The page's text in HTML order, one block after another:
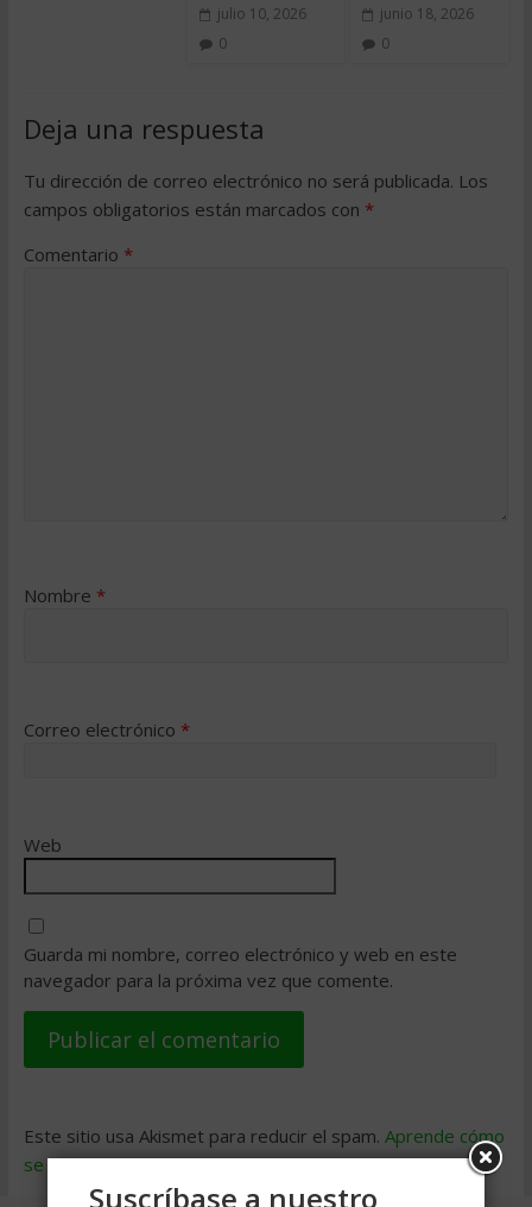
julio 10, 2026
0
junio 18, 2026
0
Deja una respuesta
Tu dirección de correo electrónico no será publicada. Los
campos obligatorios están marcados con *
Comentario *
Nombre *
Correo electrónico *
Web
Guarda mi nombre, correo electrónico y web en este
navegador para la próxima vez que comente.
Este sitio usa Akismet para reducir el spam. Aprende cómo
se procesan los datos de tus comentarios.
Suscríbase a nuestro